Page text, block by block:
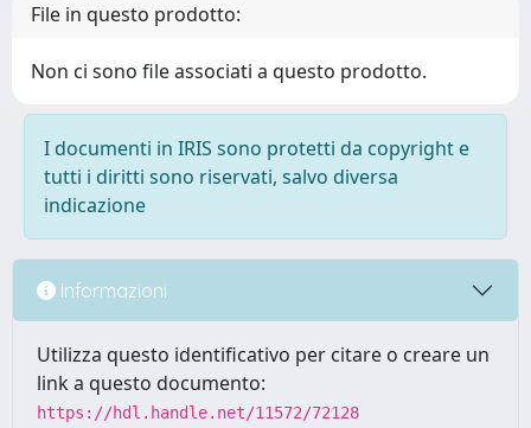
File in questo prodotto:
Non ci sono file associati a questo prodotto.
I documenti in IRIS sono protetti da copyright e
tutti i diritti sono riservati, salvo diversa
indicazione
Informazioni
Utilizza questo identificativo per citare o creare un
link a questo documento:
https://hdl.handle.net/11572/72128